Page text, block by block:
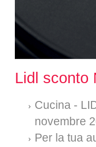
Lidl sconto
Cucina -
novembre
Per la tua